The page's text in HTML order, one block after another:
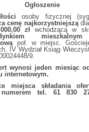
Ogłoszenie
osoby fizycznej
cenę najkorzystniejsządla
złwchodzącą w
mieszkalnym
poł. w miejsc.
IV Wydział Ksiąg
9.
wynosi jeden miesiąc
internetowym.
miejsca składania
tel. 61 830